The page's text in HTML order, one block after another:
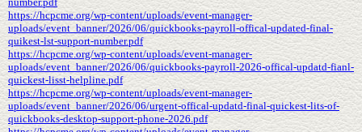
https://hcpcme.org/wp-content/uploads/event-manager-
uploads/event_banner/2026/06/quickbooks-payroll-offical-updated-final-
quikest-lst-support-number.pdf
https://hcpcme.org/wp-content/uploads/event-manager-
uploads/event_banner/2026/06/quickbooks-payroll-2026-offical-updatd-fianl-
quickest-lisst-helpline.pdf
https://hcpcme.org/wp-content/uploads/event-manager-
uploads/event_banner/2026/06/urgent-offical-updatd-final-quickest-lits-of-
quickbooks-desktop-support-phone-2026.pdf